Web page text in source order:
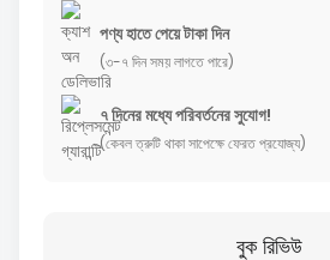
পণ্য হাতে পেয়ে টাকা দিন
(৩-৭ দিন সময় লাগতে পারে)
৭ দিনের মধ্যে পরিবর্তনের সুযোগ!
(কেবল ত্রুটি থাকা সাপেক্ষে ফেরত প্রযোজ্য)
বুক রিভিউ